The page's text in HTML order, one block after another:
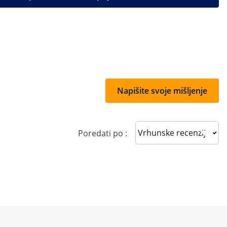
Napišite svoje mišljenje
Poredati po : Sort reviews